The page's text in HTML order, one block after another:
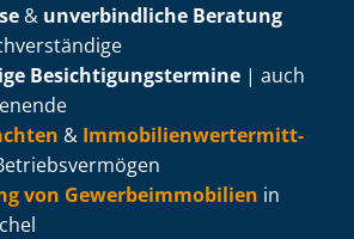
& unverbindliche Beratung
Be­sich­ti­gungs­ter­mi­ne | auch
& Im­mo­bi­li­en­wert­ermitt­
von Ge­wer­be­im­mo­bi­li­en in